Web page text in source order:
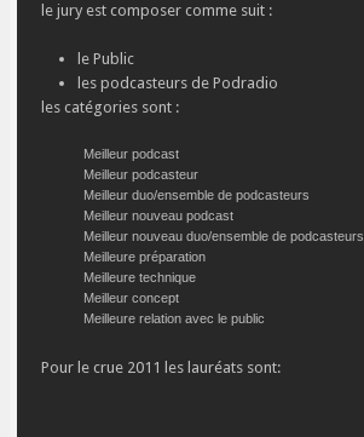
le jury est composer comme suit :
le Public
les podcasteurs de Podradio
les catégories sont :
Meilleur podcast
Meilleur podcasteur
Meilleur duo/ensemble de podcasteurs
Meilleur nouveau podcast
Meilleur nouveau duo/ensemble de podcasteurs
Meilleure préparation
Meilleure technique
Meilleur concept
Meilleure relation avec le public
Pour le crue 2011 les lauréats sont: